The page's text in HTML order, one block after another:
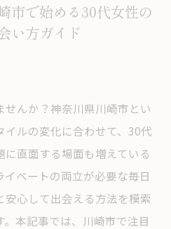
市で始める30代女性の
い方ガイド
んか？神奈川県川崎市とい
イルの変化に合わせて、30代
直面する場面も増えている
ベートの両立が必要な毎日
心して出会える方法を模索
本記事では、川崎市で注目